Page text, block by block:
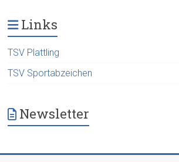
Links
TSV Plattling
TSV Sportabzeichen
Newsletter